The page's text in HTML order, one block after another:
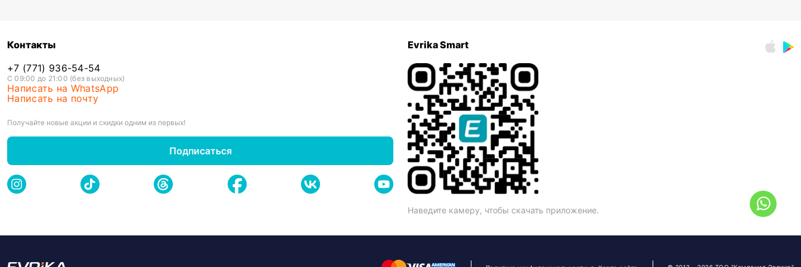
Контакты
+7 (771) 936-54-54
С 09:00 до 21:00 (без выходных)
Написать на WhatsApp
Написать на почту
Получайте новые акции и скидки одним из первых!
Подписаться
Evrika Smart
Наведите камеру, чтобы скачать приложение.